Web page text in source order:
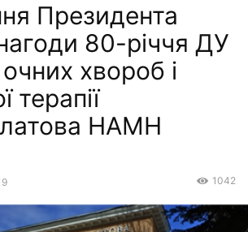
Президента
80-річчя ДУ
очних хвороб і
терапії
НАМН
1042